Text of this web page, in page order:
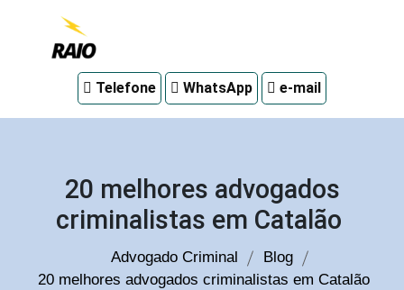
em
Telefone WhatsApp e-mail
20 melhores advogados
criminalistas em Catalão
Advogado Criminal
Blog
20 melhores advogados criminalistas em Catalão